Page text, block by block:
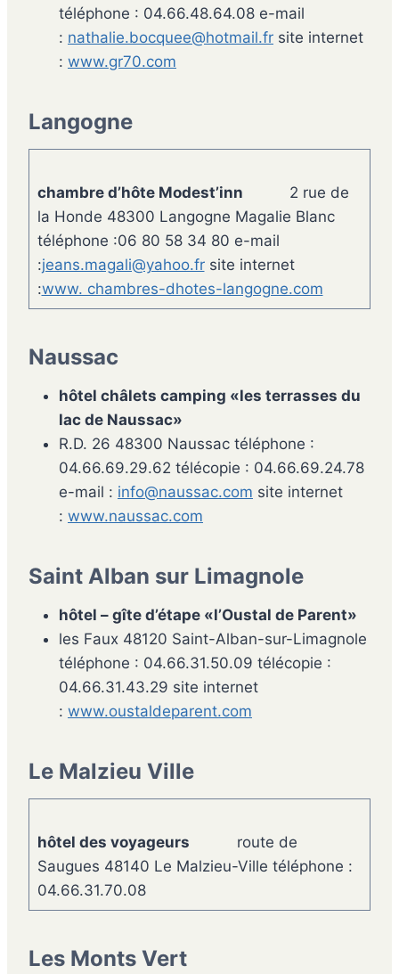
téléphone : 04.66.48.64.08 e-mail
: nathalie.bocquee@hotmail.fr site internet
: www.gr70.com
Langogne
chambre d’hôte Modest’inn
2 rue de
la Honde 48300 Langogne Magalie Blanc
téléphone :06 80 58 34 80 e-mail
:jeans.magali@yahoo.frsite internet
:www. chambres-dhotes-langogne.com
Naussac
hôtel châlets camping «les terrasses du
lac de Naussac»
R.D. 26 48300 Naussac téléphone :
04.66.69.29.62 télécopie : 04.66.69.24.78
e-mail : info@naussac.com site internet
: www.naussac.com
Saint Alban sur Limagnole
hôtel – gîte d’étape «l’Oustal de Parent»
les Faux 48120 Saint-Alban-sur-Limagnole
téléphone : 04.66.31.50.09 télécopie :
04.66.31.43.29 site internet
: www.oustaldeparent.com
Le Malzieu Ville
hôtel des voyageurs
route de
Saugues 48140 Le Malzieu-Ville téléphone :
04.66.31.70.08
Les Monts Vert